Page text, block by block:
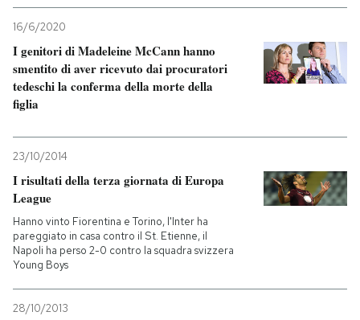
16/6/2020
I genitori di Madeleine McCann hanno
smentito di aver ricevuto dai procuratori
tedeschi la conferma della morte della
figlia
23/10/2014
I risultati della terza giornata di Europa
League
Hanno vinto Fiorentina e Torino, l'Inter ha
pareggiato in casa contro il St. Etienne, il
Napoli ha perso 2-0 contro la squadra svizzera
Young Boys
28/10/2013